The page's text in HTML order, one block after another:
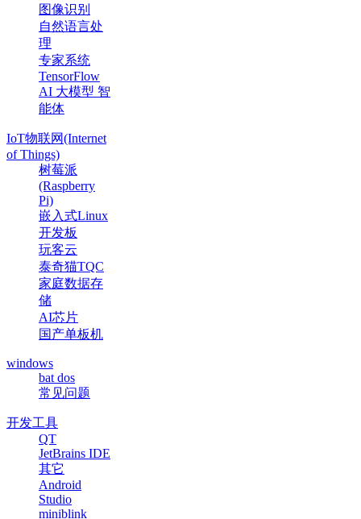
图像识别
自然语言处
理
专家系统
TensorFlow
AI 大模型 智
能体
IoT物联网(Internet
of Things)
树莓派
(Raspberry
Pi)
嵌入式Linux
开发板
玩客云
泰奇猫TQC
家庭数据存
储
AI芯片
国产单板机
windows
bat dos
常见问题
开发工具
QT
JetBrains IDE
其它
Android
Studio
miniblink